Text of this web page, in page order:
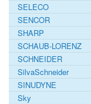
SELECO
SENCOR
SHARP
SCHAUB-LORENZ
SCHNEIDER
SilvaSchneider
SINUDYNE
Sky